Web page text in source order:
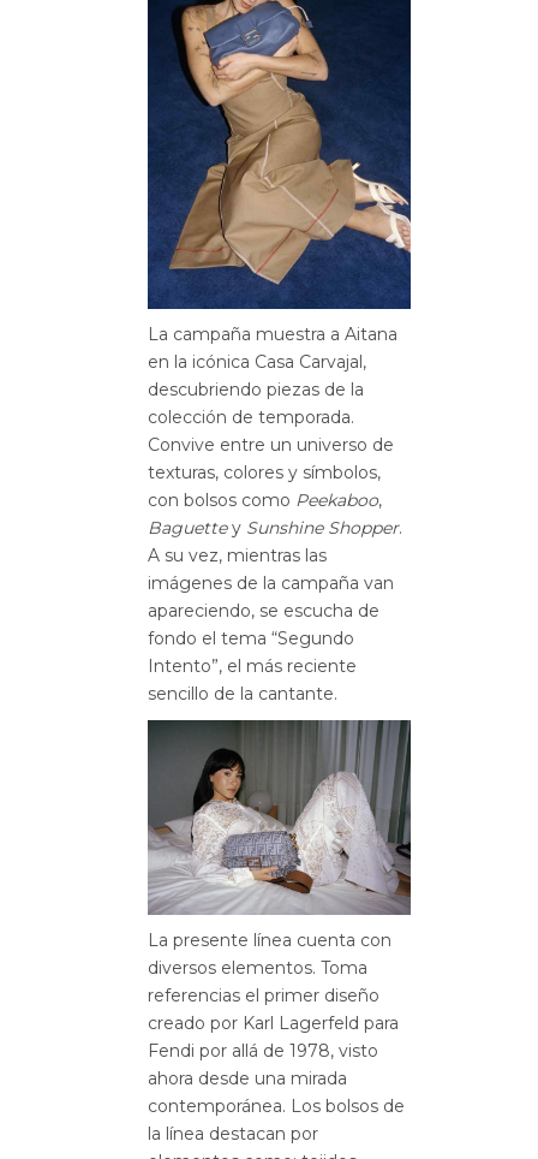
La campaña muestra a Aitana
en la icónica Casa Carvajal,
descubriendo piezas de la
colección de temporada.
Convive entre un universo de
texturas, colores y símbolos,
con bolsos como Peekaboo,
Baguettey Sunshine Shopper.
A su vez, mientras las
imágenes de la campaña van
apareciendo, se escucha de
fondo el tema “Segundo
Intento”, el más reciente
sencillo de la cantante.
La presente línea cuenta con
diversos elementos. Toma
referencias el primer diseño
creado por Karl Lagerfeld para
Fendi por allá de 1978, visto
ahora desde una mirada
contemporánea. Los bolsos de
la línea destacan por